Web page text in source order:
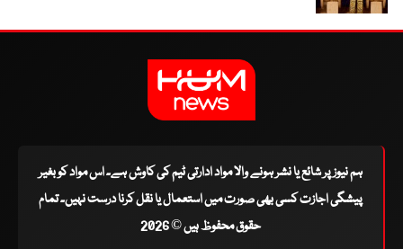
ہم نیوز پر شائع یا نشر ہونے والا مواد ادارتی ٹیم کی کاوش ہے۔ اس مواد کو بغیر
پیشگی اجازت کسی بھی صورت میں استعمال یا نقل کرنا درست نہیں۔ تمام
حقوق محفوظ ہیں © 2026